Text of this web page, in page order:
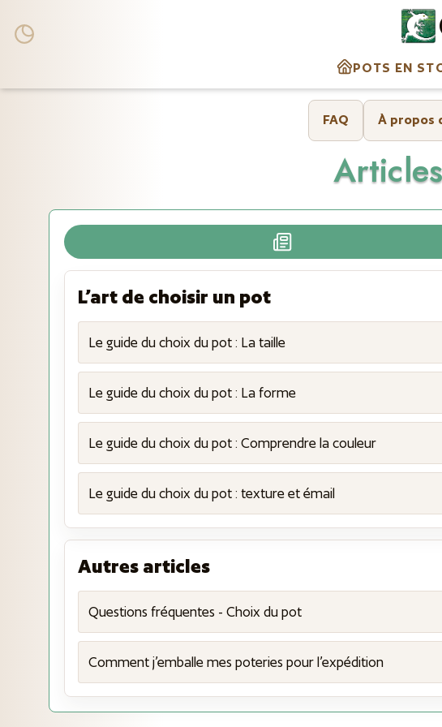
POTS EN
FAQ À propos
L’art de choisir un pot
Le guide du choix du pot : La taille
Le guide du choix du pot : La forme
Le guide du choix du pot : Comprendre la couleur
Le guide du choix du pot : texture et émail
Autres articles
Questions fréquentes - Choix du pot
Comment j’emballe mes poteries pour l’expédition